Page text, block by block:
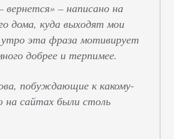
вернется» – написано на
дома, куда выходят мои
эта фраза мотивирует
добрее и терпимее.
побуждающие к какому-
на сайтах были столь